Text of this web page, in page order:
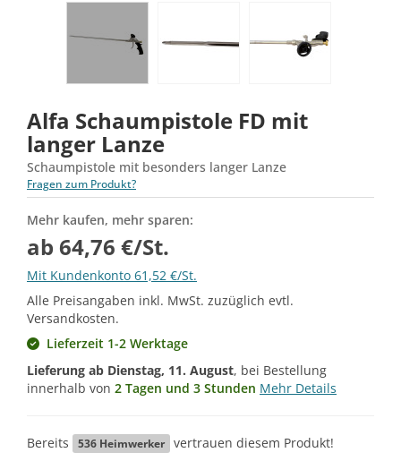
Alfa Schaumpistole FD mit
langer Lanze
Schaumpistole mit besonders langer Lanze
Fragen zum Produkt?
Mehr kaufen, mehr sparen:
ab 64,76 €/St.
Mit Kundenkonto 61,52 €/St.
Alle Preisangaben inkl. MwSt. zuzüglich evtl.
Versandkosten.
Lieferzeit 1-2 Werktage
Lieferung ab Dienstag, 11. August, bei Bestellung
innerhalb von 2 Tagen und 3 Stunden Mehr Details
Bereits 536 Heimwerker vertrauen diesem Produkt!